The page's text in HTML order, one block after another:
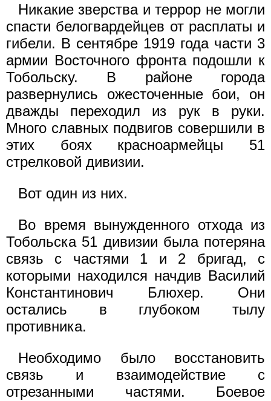
Никакие зверства и террор не могли
спасти белогвардейцев от расплаты и
гибели. В сентябре 1919 года части 3
армии Восточного фронта подошли к
Тобольску. В районе города
развернулись ожесточенные бои, он
дважды переходил из рук в руки.
Много славных подвигов совершили в
этих боях красноармейцы 51
стрелковой дивизии.
Вот один из них.
Во время вынужденного отхода из
Тобольска 51 дивизии была потеряна
связь с частями 1 и 2 бригад, с
которыми находился начдив Василий
Константинович Блюхер. Они
остались в глубоком тылу
противника.
Необходимо было восстановить
связь и взаимодействие с
отрезанными частями. Боевое